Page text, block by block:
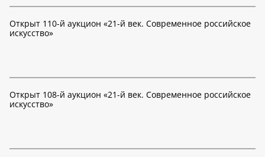
Открыт 110-й аукцион «21-й век. Современное российское
искусство»
Открыт 108-й аукцион «21-й век. Современное российское
искусство»